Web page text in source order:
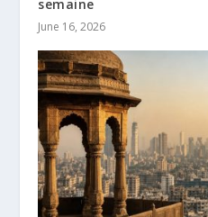
semaine
June 16, 2026